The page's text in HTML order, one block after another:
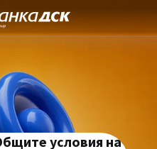
условия на